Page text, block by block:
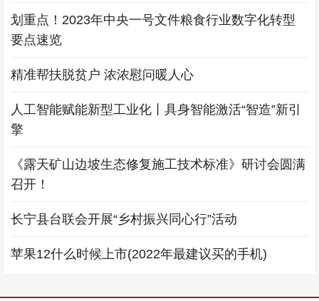
划重点！2023年中央一号文件粮食行业数字化转型
要点速览
精准帮扶脱贫户 浓浓慰问暖人心
人工智能赋能新型工业化丨具身智能激活“智造”新引
擎
《露天矿山边坡生态修复施工技术标准》研讨会圆满
召开！
长宁县台联会开展“乡村振兴同心行”活动
苹果12什么时候上市(2022年最建议买的手机)